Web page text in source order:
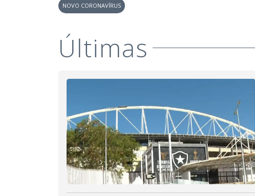
NOVO CORONAVÍRUS
Últimas